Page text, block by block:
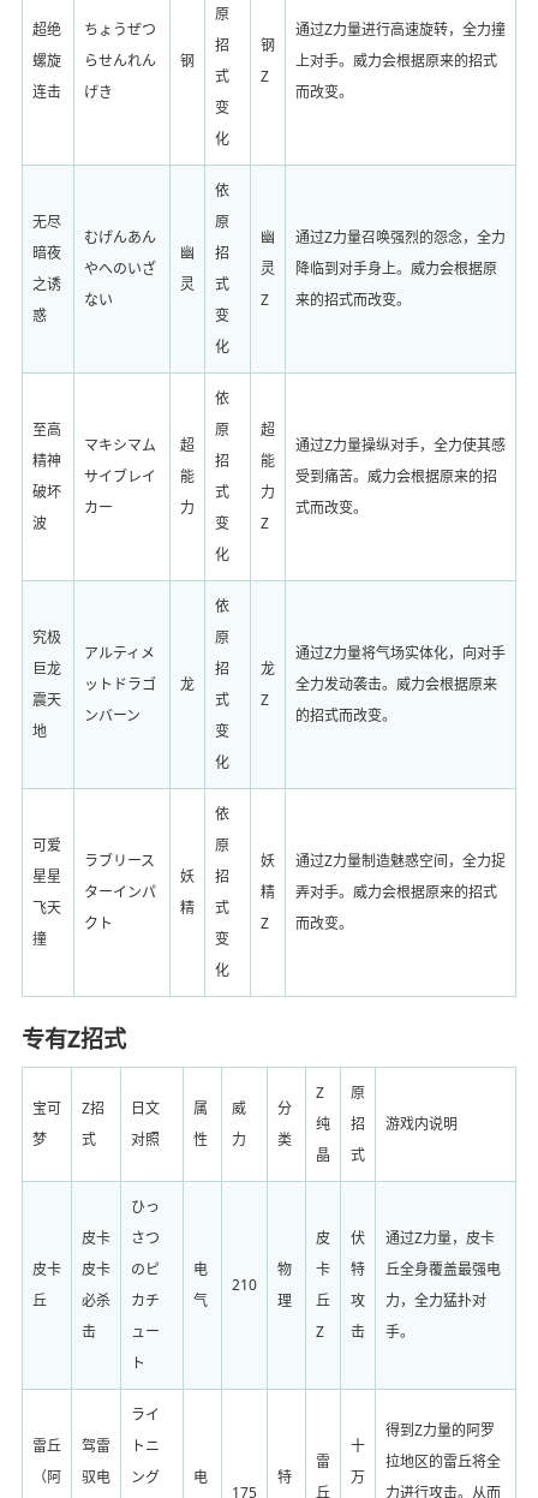
超绝
螺旋
连击
ちょうぜつ
らせんれん
げき
钢
原
招
式
变
化
钢
Z
通过Z力量进行高速旋转，全力撞
上对手。威力会根据原来的招式
而改变。
无尽
暗夜
之诱
惑
むげんあん
やへのいざ
ない
幽
灵
依
原
招
式
变
化
幽
灵
Z
通过Z力量召唤强烈的怨念，全力
降临到对手身上。威力会根据原
来的招式而改变。
至高
精神
破坏
波
マキシマム
サイブレイ
カー
超
能
力
依
原
招
式
变
化
超
能
力
Z
通过Z力量操纵对手，全力使其感
受到痛苦。威力会根据原来的招
式而改变。
究极
巨龙
震天
地
アルティメ
ットドラゴ
ンバーン
龙
依
原
招
式
变
化
龙
Z
通过Z力量将气场实体化，向对手
全力发动袭击。威力会根据原来
的招式而改变。
可爱
星星
飞天
撞
ラブリース
ターインパ
クト
妖
精
依
原
招
式
变
化
妖
精
Z
通过Z力量制造魅惑空间，全力捉
弄对手。威力会根据原来的招式
而改变。
专有Z招式
宝可
梦
Z招
式
日文
对照
属
性
威
力
分
类
Z
纯
晶
原
招
式
游戏内说明
皮卡
丘
皮卡
皮卡
必杀
击
ひっ
さつ
のピ
カチ
ュー
ト
电
气
210
物
理
皮
卡
丘
Z
伏
特
攻
击
通过Z力量，皮卡
丘全身覆盖最强电
力，全力猛扑对
手。
雷丘
（阿
驾雷
驭电
ライ
トニ
ング
电
175
特
雷
丘
十
万
得到Z力量的阿罗
拉地区的雷丘将全
力进行攻击。从而